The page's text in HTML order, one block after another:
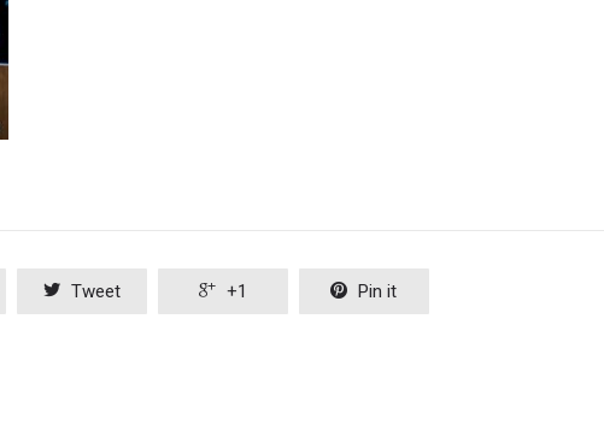
 Tweet  +1  Pin it